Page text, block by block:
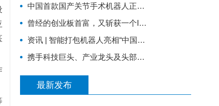
中国首款国产关节手术机器人正式量产下线！
曾经的创业板首富，又斩获一个IPO，市值超百亿
资讯 | 智能打包机器人亮相“中国医疗机器人产业创新大会”！
携手科技巨头、产业龙头及头部医院，锦瑟医疗如何发力混合现实手术导航？
最新发布